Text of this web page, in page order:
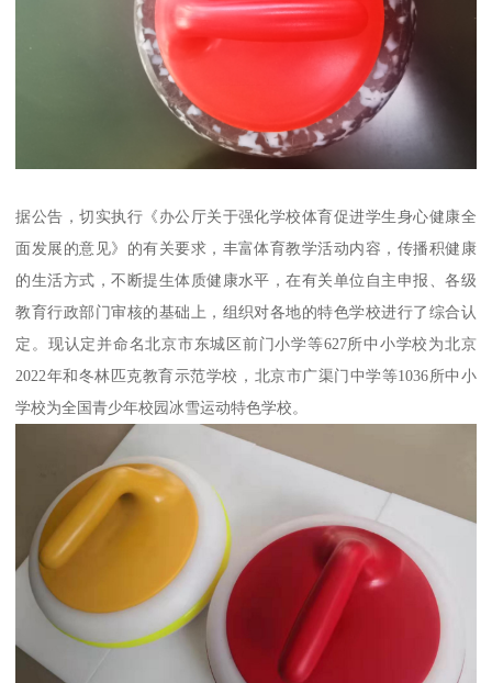
据公告，切实执行《办公厅关于强化学校体育促进学生身心健康全
面发展的意见》的有关要求，丰富体育教学活动内容，传播积健康
的生活方式，不断提生体质健康水平，在有关单位自主申报、各级
教育行政部门审核的基础上，组织对各地的特色学校进行了综合认
定。现认定并命名北京市东城区前门小学等627所中小学校为北京
2022年和冬林匹克教育示范学校，北京市广渠门中学等1036所中小
学校为全国青少年校园冰雪运动特色学校。